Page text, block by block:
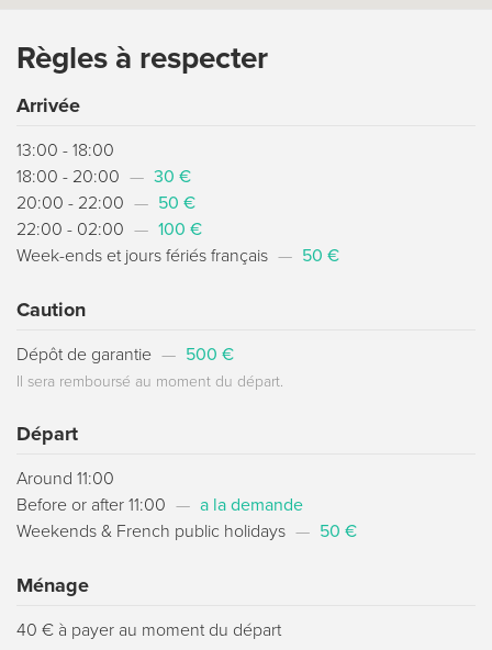
Règles à respecter
Arrivée
13:00 - 18:00
18:00 - 20:00 — 30 €
20:00 - 22:00 — 50 €
22:00 - 02:00 — 100 €
Week-ends et jours fériés français — 50 €
Caution
Dépôt de garantie — 500 €
Il sera remboursé au moment du départ.
Départ
Around 11:00
Before or after 11:00 — a la demande
Weekends & French public holidays — 50 €
Ménage
40 € à payer au moment du départ